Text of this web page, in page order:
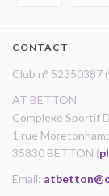
CONTACT
Club n° 52350387 (
AT BETTON
Complexe Sportif
1 rue
35830 BETTON (
Email: